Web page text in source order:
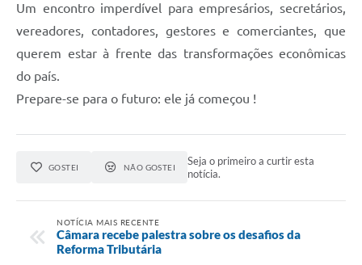
Um encontro imperdível para empresários, secretários,
vereadores, contadores, gestores e comerciantes, que
querem estar à frente das transformações econômicas
do país.
Prepare-se para o futuro: ele já começou !
GOSTEI NÃO GOSTEI
Seja o primeiro a curtir esta
notícia.
NOTÍCIA MAIS RECENTE
Câmara recebe palestra sobre os desafios da
Reforma Tributária